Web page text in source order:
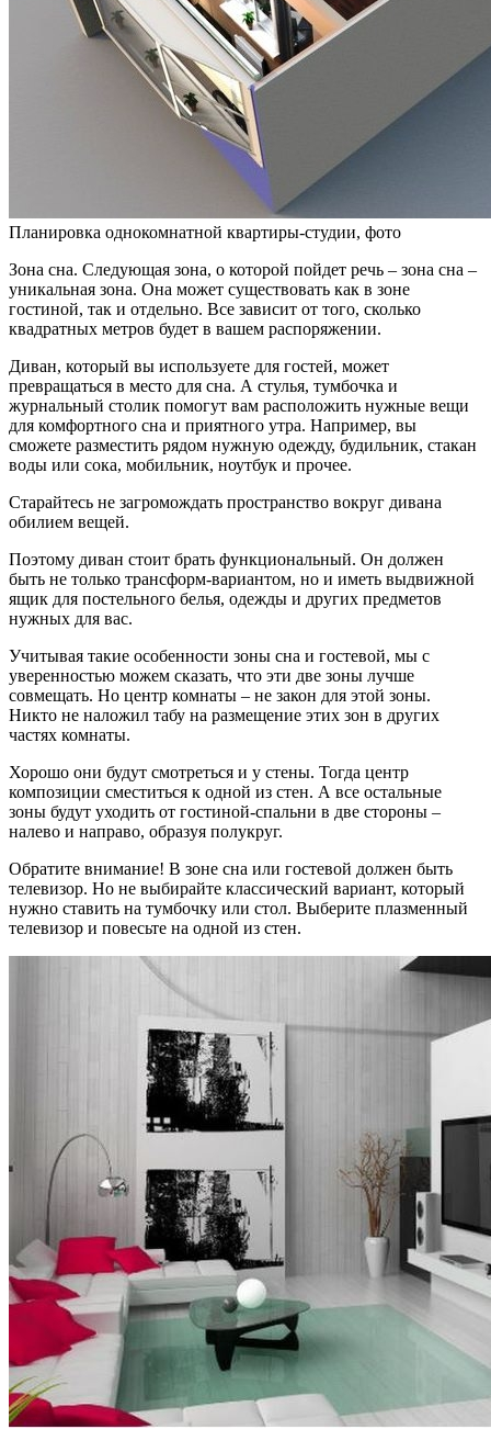
Планировка однокомнатной квартиры-студии, фото
Зона сна. Следующая зона, о которой пойдет речь – зона сна –
уникальная зона. Она может существовать как в зоне
гостиной, так и отдельно. Все зависит от того, сколько
квадратных метров будет в вашем распоряжении.
Диван, который вы используете для гостей, может
превращаться в место для сна. А стулья, тумбочка и
журнальный столик помогут вам расположить нужные вещи
для комфортного сна и приятного утра. Например, вы
сможете разместить рядом нужную одежду, будильник, стакан
воды или сока, мобильник, ноутбук и прочее.
Старайтесь не загромождать пространство вокруг дивана
обилием вещей.
Поэтому диван стоит брать функциональный. Он должен
быть не только трансформ-вариантом, но и иметь выдвижной
ящик для постельного белья, одежды и других предметов
нужных для вас.
Учитывая такие особенности зоны сна и гостевой, мы с
уверенностью можем сказать, что эти две зоны лучше
совмещать. Но центр комнаты – не закон для этой зоны.
Никто не наложил табу на размещение этих зон в других
частях комнаты.
Хорошо они будут смотреться и у стены. Тогда центр
композиции сместиться к одной из стен. А все остальные
зоны будут уходить от гостиной-спальни в две стороны –
налево и направо, образуя полукруг.
Обратите внимание! В зоне сна или гостевой должен быть
телевизор. Но не выбирайте классический вариант, который
нужно ставить на тумбочку или стол. Выберите плазменный
телевизор и повесьте на одной из стен.